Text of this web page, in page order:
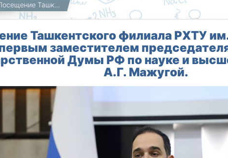
Новости Посещение Ташкентского филиала РХТУ им. Д.И. Менделеева первым заместителем председателя Комитета Государственной Думы РФ по науке и высшему образованию А.Г. Мажугой.
Ташкентского филиала РХТУ
заместителем
Думы РФ по науке и
А.Г. Мажугой.